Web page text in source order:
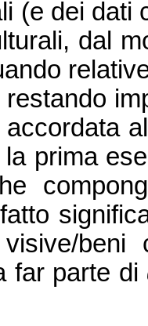
(e dei dati
dal
accordata
la prima
far parte di